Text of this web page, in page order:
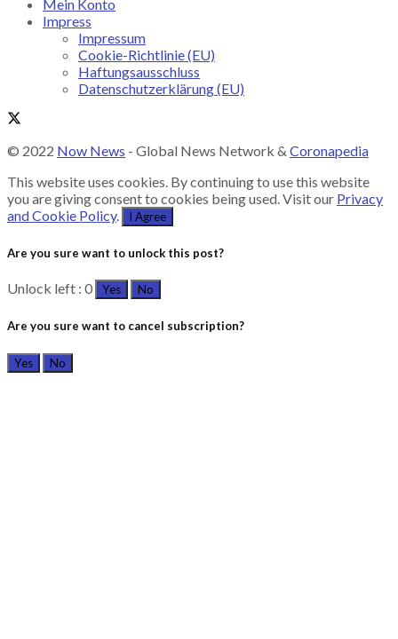
Mein Konto
Impress
Impressum
Cookie-Richtlinie (EU)
Haftungsausschluss
Datenschutzerklärung (EU)
© 2022 Now News - Global News Network & Coronapedia
This website uses cookies. By continuing to use this website
you are giving consent to cookies being used. Visit our Privacy
and Cookie Policy. I Agree
Are you sure want to unlock this post?
Unlock left : 0 Yes No
Are you sure want to cancel subscription?
Yes No